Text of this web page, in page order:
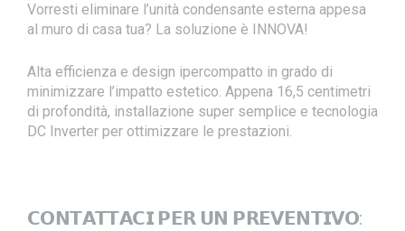
Vorresti eliminare l’unità condensante esterna appesa
al muro di casa tua? La soluzione è INNOVA!
Alta efficienza e design ipercompatto in grado di
minimizzare l’impatto estetico. Appena 16,5 centimetri
di profondità, installazione super semplice e tecnologia
DC Inverter per ottimizzare le prestazioni.
𝗖𝗢𝗡𝗧𝗔𝗧𝗧𝗔𝗖𝗜 𝗣𝗘𝗥 𝗨𝗡 𝗣𝗥𝗘𝗩𝗘𝗡𝗧𝗜𝗩𝗢: